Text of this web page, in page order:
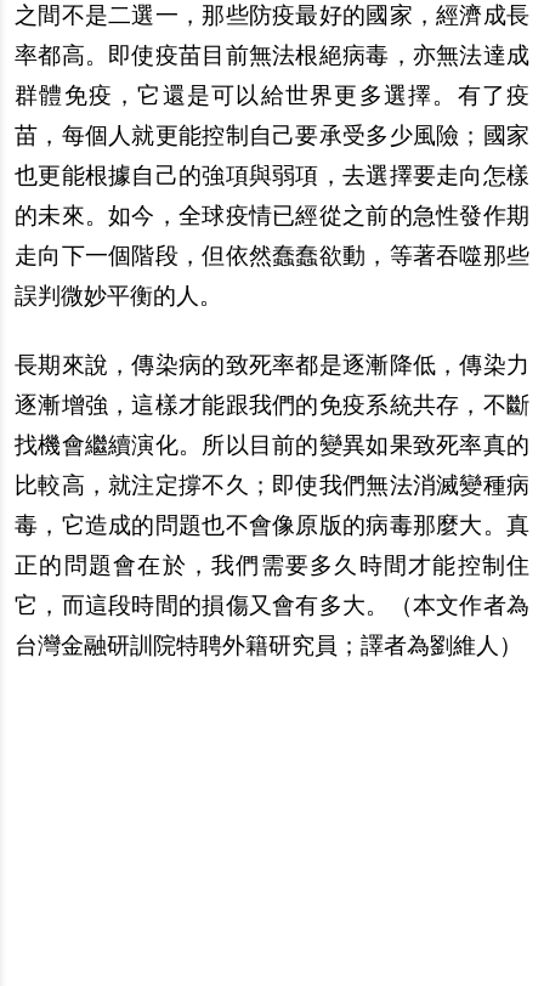
之間不是二選一，那些防疫最好的國家，經濟成長
率都高。即使疫苗目前無法根絕病毒，亦無法達成
群體免疫，它還是可以給世界更多選擇。有了疫
苗， 每個人就更能控制自己要承受多少風險；國家
也更能根據自己的強項與弱項，去選擇要走向怎樣
的未來。如今，全球疫情已經從之前的急性發作期
走向下一個階段，但依然蠢蠢欲動，等著吞噬那些
誤判微妙平衡的人。
長期來說 ，傳染病的致死率都是逐漸降低，傳染力
逐漸增強，這樣才能跟我們的免疫系統共存，不斷
找機會繼續演化。所以目前的變異如果致死率真的
比較高，就注定撐不久；即使我們無法消滅變種病
毒，它造成的問題也不會像原版的病毒那麼大。真
正的問題會在於，我們需要多久時間才能控制住
它，而這段時間的損傷又會有多大。（本文作者為
台灣金融研訓院特聘外籍研究員；譯者為劉維人 ）